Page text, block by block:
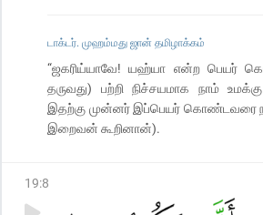
டாக்டர். முஹம்மது ஜான் தமிழாக்கம்
“ஜகரிய்யாவே! யஹ்யா என்ற பெயர்
தருவது) பற்றி நிச்சயமாக நாம்
இதற்கு முன்னர் இப்பெயர் கொண்டவரை
இறைவன் கூறினான்).
19:8